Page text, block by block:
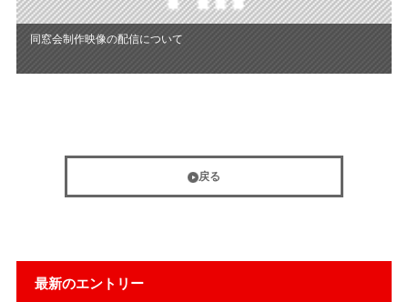
最新のエントリー
同窓会制作映像の配信について
戻る